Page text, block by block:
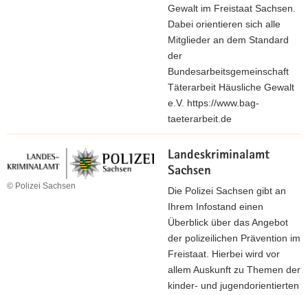
Gewalt im Freistaat Sachsen.
Dabei orientieren sich alle
Mitglieder an dem Standard
der
Bundesarbeitsgemeinschaft
Täterarbeit Häusliche Gewalt
e.V. https://www.bag-
taeterarbeit.de
Landeskriminalamt
Sachsen
© Polizei Sachsen
Die Polizei Sachsen gibt an
Ihrem Infostand einen
Überblick über das Angebot
der polizeilichen Prävention im
Freistaat. Hierbei wird vor
allem Auskunft zu Themen der
kinder- und jugendorientierten